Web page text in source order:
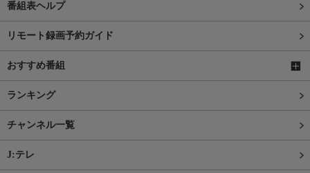
番組表ヘルプ
リモート録画予約ガイド
おすすめ番組
ランキング
チャンネル一覧
J:テレ